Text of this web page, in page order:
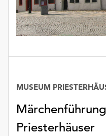
verwendeten
Cookies
anpassen,
erreichen
über
Schaltfläche
„Auswählen“.
Priesterhäuser
MUSEUM